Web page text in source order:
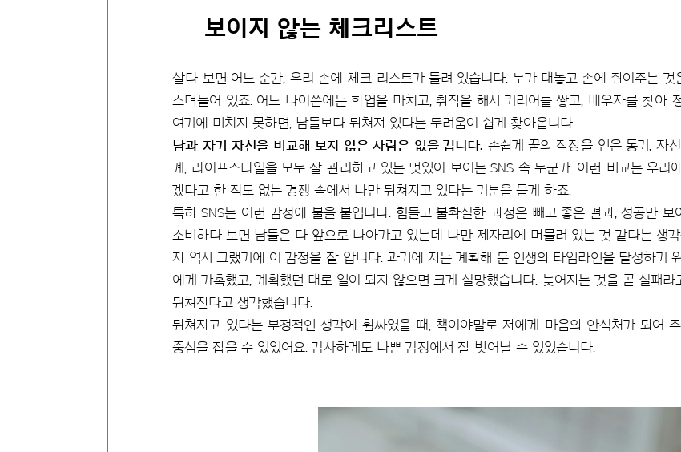
보이지 않는 체크리스트
살다 보면 어느 순간, 우리 손에 체크 리스트가 들려 있습니다. 누가 대놓고 손에 쥐여주는 것
스며들어 있죠. 어느 나이쯤에는 학업을 마치고, 취직을 해서 커리어를 쌓고, 배우자를 찾아
여기에 미치지 못하면, 남들보다 뒤쳐져 있다는 두려움이 쉽게 찾아옵니다.
남과 자기 자신을 비교해 보지 않은 사람은 없을 겁니다. 손쉽게 꿈의 직장을 얻은 동기, 자
계, 라이프스타일을 모두 잘 관리하고 있는 멋있어 보이는 SNS 속 누군가. 이런 비교는 우리
겠다고 한 적도 없는 경쟁 속에서 나만 뒤쳐지고 있다는 기분을 들게 하죠.
특히 SNS는 이런 감정에 불을 붙입니다. 힘들고 불확실한 과정은 빼고 좋은 결과, 성공만 보
소비하다 보면 남들은 다 앞으로 나아가고 있는데 나만 제자리에 머물러 있는 것 같다는 생
저 역시 그랬기에 이 감정을 잘 압니다. 과거에 저는 계획해 둔 인생의 타임라인을 달성하기
에게 가혹했고, 계획했던 대로 일이 되지 않으면 크게 실망했습니다. 늦어지는 것을 곧 실패
뒤쳐진다고 생각했습니다.
뒤쳐지고 있다는 부정적인 생각에 휩싸였을 때, 책이야말로 저에게 마음의 안식처가 되어
중심을 잡을 수 있었어요. 감사하게도 나쁜 감정에서 잘 벗어날 수 있었습니다.